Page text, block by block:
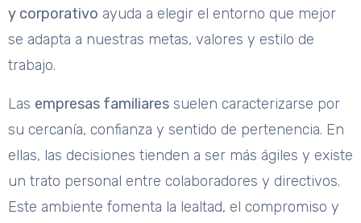
y corporativo ayuda a elegir el entorno que mejor
se adapta a nuestras metas, valores y estilo de
trabajo.
Las empresas familiares suelen caracterizarse por
su cercanía, confianza y sentido de pertenencia. En
ellas, las decisiones tienden a ser más ágiles y existe
un trato personal entre colaboradores y directivos.
Este ambiente fomenta la lealtad, el compromiso y